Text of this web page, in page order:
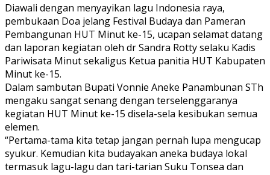
Diawali dengan menyayikan lagu Indonesia raya,
pembukaan Doa jelang Festival Budaya dan Pameran
Pembangunan HUT Minut ke-15, ucapan selamat datang
dan laporan kegiatan oleh dr Sandra Rotty selaku Kadis
Pariwisata Minut sekaligus Ketua panitia HUT Kabupaten
Minut ke-15.
Dalam sambutan Bupati Vonnie Aneke Panambunan STh
mengaku sangat senang dengan terselenggaranya
kegiatan HUT Minut ke-15 disela-sela kesibukan semua
elemen.
“Pertama-tama kita tetap jangan pernah lupa mengucap
syukur. Kemudian kita budayakan aneka budaya lokal
termasuk lagu-lagu dan tari-tarian Suku Tonsea dan